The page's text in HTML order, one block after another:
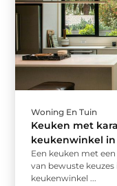
Woning En Tuin
Keuken met
keukenwinkel
Een keuken met
van bewuste
keukenwinkel ...